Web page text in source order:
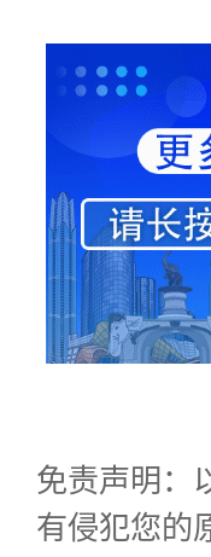
免责声明：
有侵犯您的